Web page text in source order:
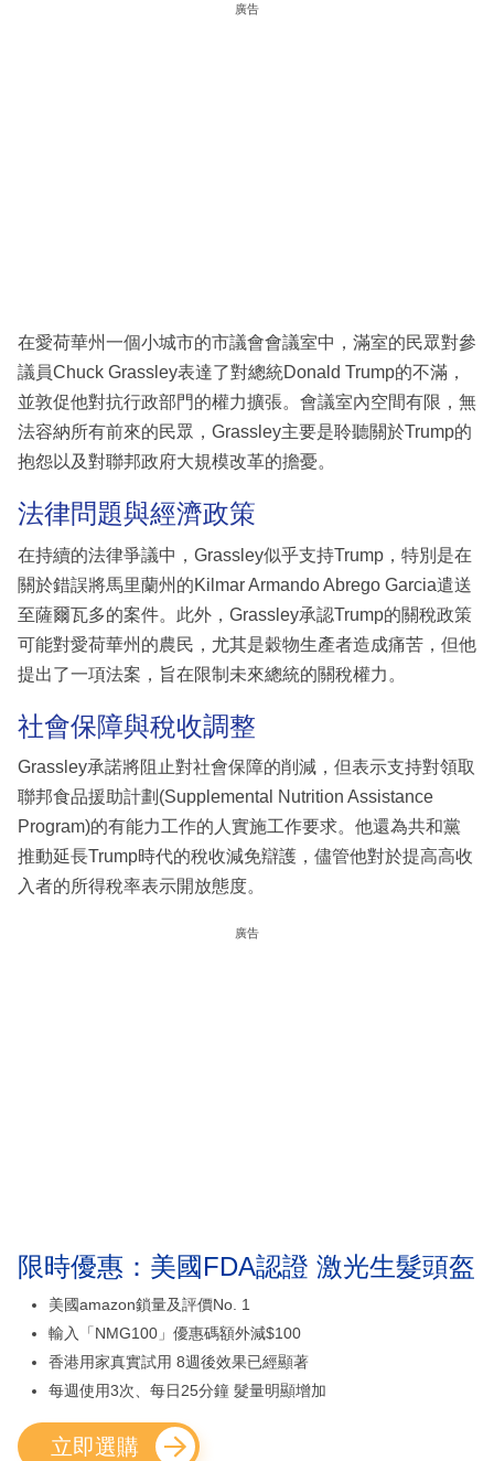
區
廣告
在愛荷華州一個小城市的市議會會議室中，滿室的民眾對參
議員Chuck Grassley表達了對總統Donald Trump的不滿，
並敦促他對抗行政部門的權力擴張。會議室內空間有限，無
法容納所有前來的民眾，Grassley主要是聆聽關於Trump的
抱怨以及對聯邦政府大規模改革的擔憂。
法律問題與經濟政策
在持續的法律爭議中，Grassley似乎支持Trump，特別是在
關於錯誤將馬里蘭州的Kilmar Armando Abrego Garcia遣送
至薩爾瓦多的案件。此外，Grassley承認Trump的關稅政策
可能對愛荷華州的農民，尤其是穀物生產者造成痛苦，但他
提出了一項法案，旨在限制未來總統的關稅權力。
社會保障與稅收調整
Grassley承諾將阻止對社會保障的削減，但表示支持對領取
聯邦食品援助計劃(Supplemental Nutrition Assistance
Program)的有能力工作的人實施工作要求。他還為共和黨
推動延長Trump時代的稅收減免辯護，儘管他對於提高高收
入者的所得稅率表示開放態度。
廣告
限時優惠：美國FDA認證 激光生髮頭盔
美國amazon鎖量及評價No. 1
輸入「NMG100」優惠碼額外減$100
香港用家真實試用 8週後效果已經顯著
每週使用3次、每日25分鐘 髮量明顯增加
立即選購